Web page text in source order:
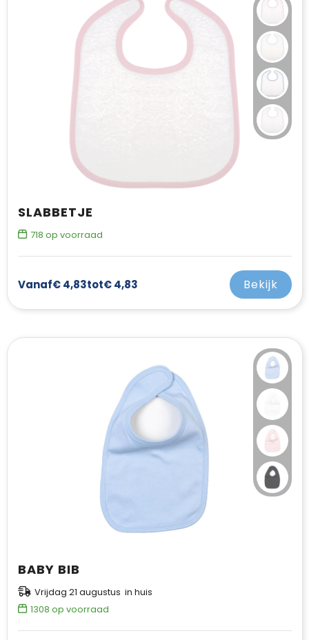
SLABBETJE
718 op voorraad
Vanaf€ 4,83tot€ 4,83 Bekijk
BABY BIB
Vrijdag 21 augustus in huis
1308 op voorraad